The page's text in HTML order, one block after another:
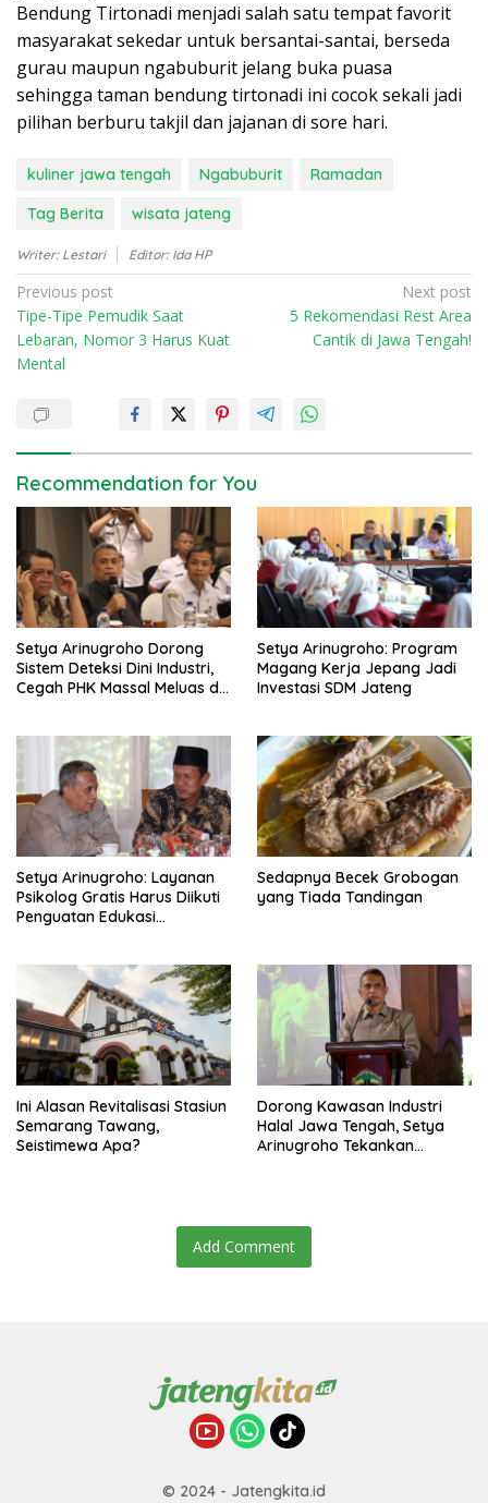
Bendung Tirtonadi menjadi salah satu tempat favorit
masyarakat sekedar untuk bersantai-santai, berseda
gurau maupun ngabuburit jelang buka puasa
sehingga taman bendung tirtonadi ini cocok sekali jadi
pilihan berburu takjil dan jajanan di sore hari.
kuliner jawa tengah Ngabuburit
Ramadan
Tag Berita
wisata jateng
Writer: Lestari Editor: Ida HP
P
o
s
a
v
i
a
t
i
o
n
Previous post
Tipe-Tipe Pemudik Saat
Lebaran, Nomor 3 Harus Kuat
Mental
Next post
5 Rekomendasi Rest Area
Cantik di Jawa Tengah!
Recommendation for You
Setya Arinugroho Dorong
Sistem Deteksi Dini Industri,
Cegah PHK Massal Meluas di
Setya Arinugroho: Program
Magang Kerja Jepang Jadi
Investasi SDM Jateng
Setya Arinugroho: Layanan
Psikolog Gratis Harus Diikuti
Penguatan Edukasi
Sedapnya Becek Grobogan
yang Tiada Tandingan
Ini Alasan Revitalisasi Stasiun
Semarang Tawang,
Seistimewa Apa?
Dorong Kawasan Industri
Halal Jawa Tengah, Setya
Arinugroho Tekankan
Add Comment
© 2024 - Jatengkita.id